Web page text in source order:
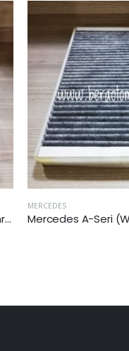
Mercedes A-Seri (W168) 1997-2004 Arası A 160 Kabin Filtresi
MERCEDES